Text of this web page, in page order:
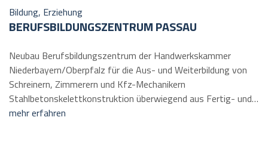
Bildung, Erziehung
BERUFSBILDUNGSZENTRUM PASSAU
Neubau Berufsbildungszentrum der Handwerkskammer
Niederbayern/Oberpfalz für die Aus- und Weiterbildung von
Schreinern, Zimmerern und Kfz-Mechanikern
Stahlbetonskelettkonstruktion überwiegend aus Fertig- und…
mehr erfahren